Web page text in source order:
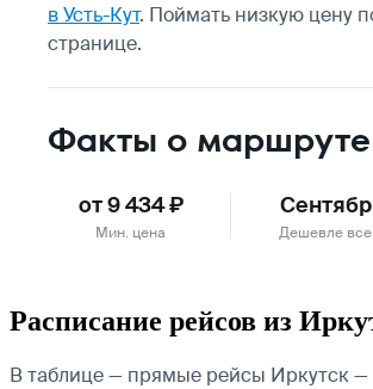
в Усть-Кут. Поймать низкую цену
странице.
Факты о маршруте
от 9 434 ₽
Мин. цена Дешевле
Расписание рейсов из
В таблице — прямые рейсы Иркутск —